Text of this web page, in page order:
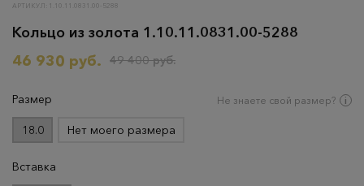
АРТИКУЛ: 1.10.11.0831.00-5288
Кольцо из золота 1.10.11.0831.00-5288
46 930 руб.
49 400 руб.
Размер Не знаете свой размер?
18.0 Нет моего размера
Вставка